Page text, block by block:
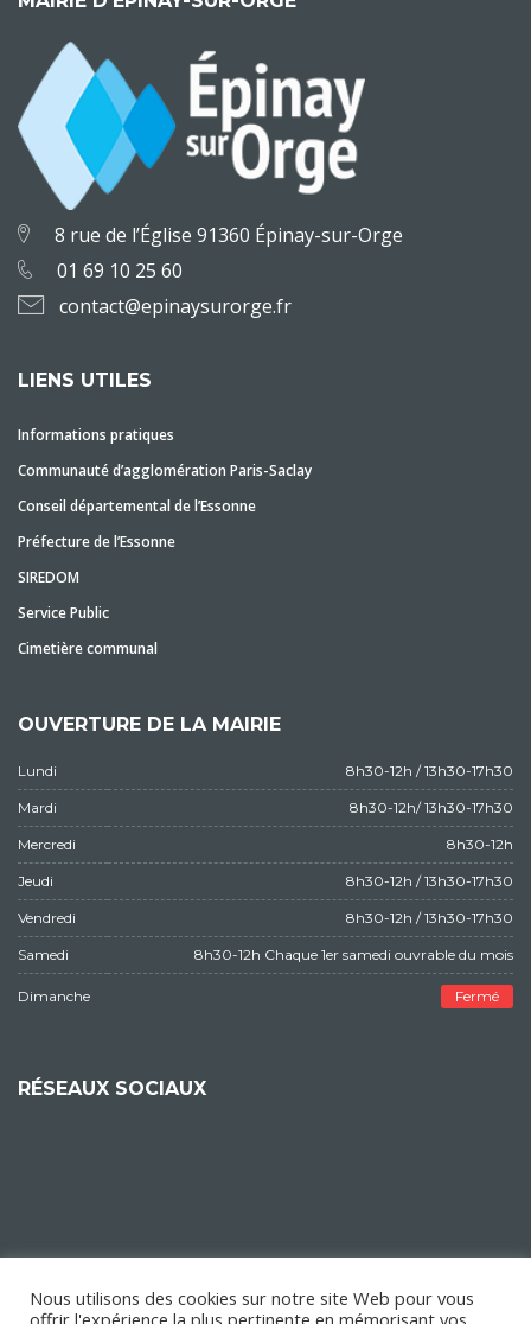
8 rue de l’Église 91360 Épinay-sur-Orge
01 69 10 25 60
contact@epinaysurorge.fr
LIENS UTILES
Informations pratiques
Communauté d’agglomération Paris-Saclay
Conseil départemental de l’Essonne
Préfecture de l’Essonne
SIREDOM
Service Public
Cimetière communal
OUVERTURE DE LA MAIRIE
Lundi 8h30-12h / 13h30-17h30
Mardi 8h30-12h/ 13h30-17h30
Mercredi 8h30-12h
Jeudi 8h30-12h / 13h30-17h30
Vendredi 8h30-12h / 13h30-17h30
Samedi 8h30-12h Chaque 1er samedi ouvrable du mois
Dimanche Fermé
RÉSEAUX SOCIAUX
Nous utilisons des cookies sur notre site Web pour vous
offrir l'expérience la plus pertinente en mémorisant vos